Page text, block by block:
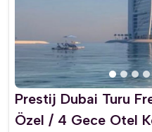
Prestij Dubai Turu
Özel / 4 Gece Otel